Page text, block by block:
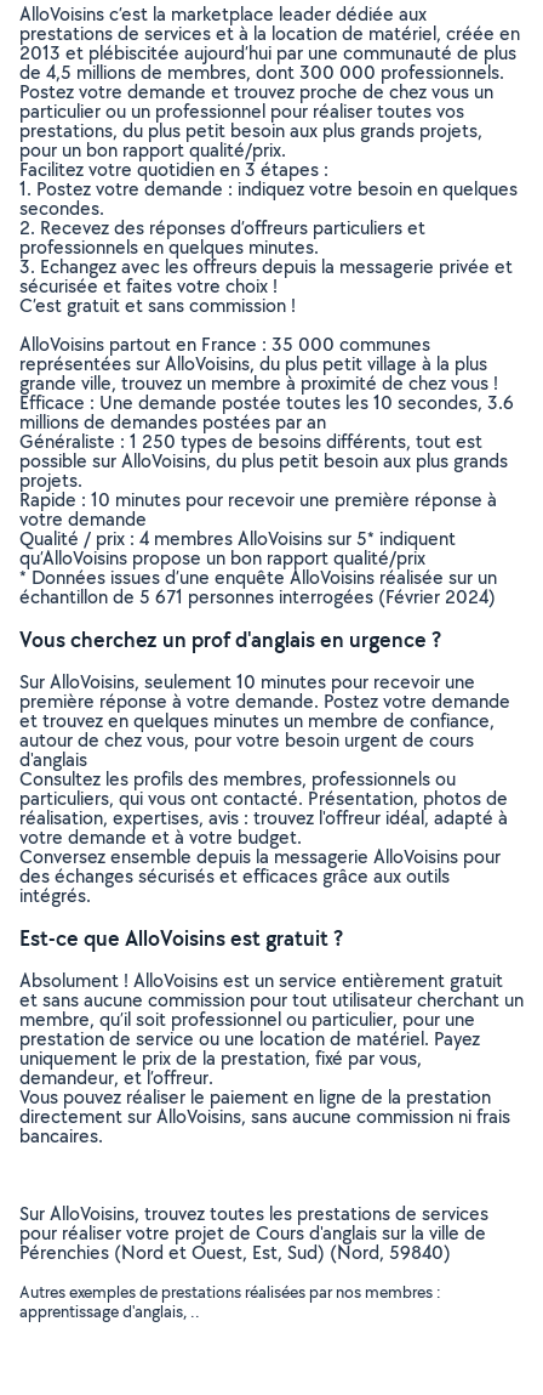
AlloVoisins c’est la marketplace leader dédiée aux
prestations de services et à la location de matériel, créée en
2013 et plébiscitée aujourd’hui par une communauté de plus
de 4,5 millions de membres, dont 300 000 professionnels.
Postez votre demande et trouvez proche de chez vous un
particulier ou un professionnel pour réaliser toutes vos
prestations, du plus petit besoin aux plus grands projets,
pour un bon rapport qualité/prix.
Facilitez votre quotidien en 3 étapes :
1. Postez votre demande : indiquez votre besoin en quelques
secondes.
2. Recevez des réponses d’offreurs particuliers et
professionnels en quelques minutes.
3. Echangez avec les offreurs depuis la messagerie privée et
sécurisée et faites votre choix !
C’est gratuit et sans commission !
AlloVoisins partout en France : 35 000 communes
représentées sur AlloVoisins, du plus petit village à la plus
grande ville, trouvez un membre à proximité de chez vous !
Efficace : Une demande postée toutes les 10 secondes, 3.6
millions de demandes postées par an
Généraliste : 1 250 types de besoins différents, tout est
possible sur AlloVoisins, du plus petit besoin aux plus grands
projets.
Rapide : 10 minutes pour recevoir une première réponse à
votre demande
Qualité / prix : 4 membres AlloVoisins sur 5* indiquent
qu’AlloVoisins propose un bon rapport qualité/prix
* Données issues d’une enquête AlloVoisins réalisée sur un
échantillon de 5 671 personnes interrogées (Février 2024)
Vous cherchez un prof d'anglais en urgence ?
Sur AlloVoisins, seulement 10 minutes pour recevoir une
première réponse à votre demande. Postez votre demande
et trouvez en quelques minutes un membre de confiance,
autour de chez vous, pour votre besoin urgent de cours
d'anglais
Consultez les profils des membres, professionnels ou
particuliers, qui vous ont contacté. Présentation, photos de
réalisation, expertises, avis : trouvez l'offreur idéal, adapté à
votre demande et à votre budget.
Conversez ensemble depuis la messagerie AlloVoisins pour
des échanges sécurisés et efficaces grâce aux outils
intégrés.
Est-ce que AlloVoisins est gratuit ?
Absolument ! AlloVoisins est un service entièrement gratuit
et sans aucune commission pour tout utilisateur cherchant un
membre, qu’il soit professionnel ou particulier, pour une
prestation de service ou une location de matériel. Payez
uniquement le prix de la prestation, fixé par vous,
demandeur, et l’offreur.
Vous pouvez réaliser le paiement en ligne de la prestation
directement sur AlloVoisins, sans aucune commission ni frais
bancaires.
Sur AlloVoisins, trouvez toutes les prestations de services
pour réaliser votre projet de Cours d'anglais sur la ville de
Pérenchies (Nord et Ouest, Est, Sud) (Nord, 59840)
Autres exemples de prestations réalisées par nos membres :
apprentissage d'anglais, ..